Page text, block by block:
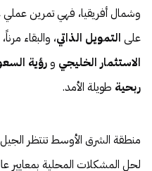
وشمال أفريقيا، فهي تمرين عملي
على التمويل الذاتي، والبقاء
الاستثمار الخليجي ورؤية
ربحية طويلة الأمد.
منطقة الشرق الأوسط تنتظر
لحل المشكلات المحلية بمعايير